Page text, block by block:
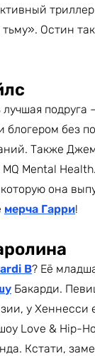
Остин
лучшая
блогером без
Также
Mental
она
мерча Гарри!
B? Её
Бакарди.
у Хеннесси
Love & Hip-
Кстати,